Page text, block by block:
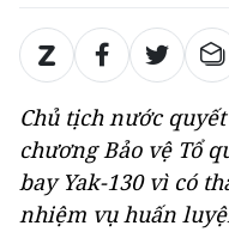
Chủ tịch nước
chương Bảo vệ Tổ
bay Yak-130 vì có
nhiệm vụ huấn